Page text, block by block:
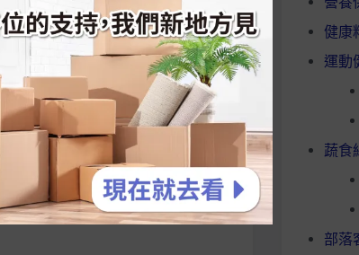
孕婦不能吃燕麥片？ 楊醫
師：人可以吃的，孕婦都能
吃！
健康
運動
蔬食
部落